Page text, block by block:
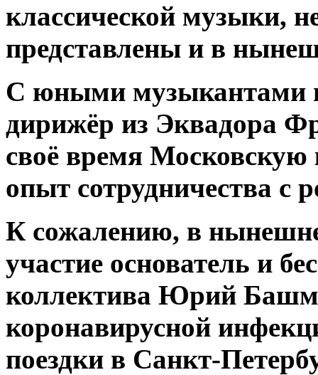
классической музыки,
представлены и в
С юными музыкантами
дирижёр из Эквадора
своё время Московскую
опыт сотрудничества с
К сожалению, в
участие основатель и
коллектива Юрий
коронавирусной
поездки в Санкт-